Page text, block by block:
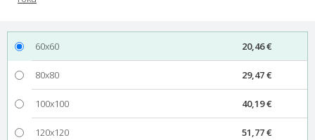
60x60 20,46 €
80x80 29,47 €
100x100 40,19 €
120x120 51,77 €